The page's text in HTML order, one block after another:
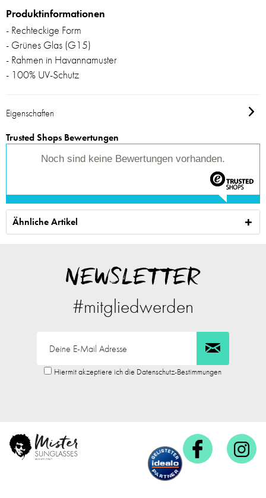
Produktinformationen
- Rechteckige Form
- Grünes Glas (G15)
- Rahmen in Havannamuster
- 100% UV-Schutz
Eigenschaften
Trusted Shops Bewertungen
Noch sind keine Bewertungen vorhanden.
Ähnliche Artikel
NEWSLETTER
#mitgliedwerden
Hiermit akzeptiere ich die Datenschutz-Bestimmungen